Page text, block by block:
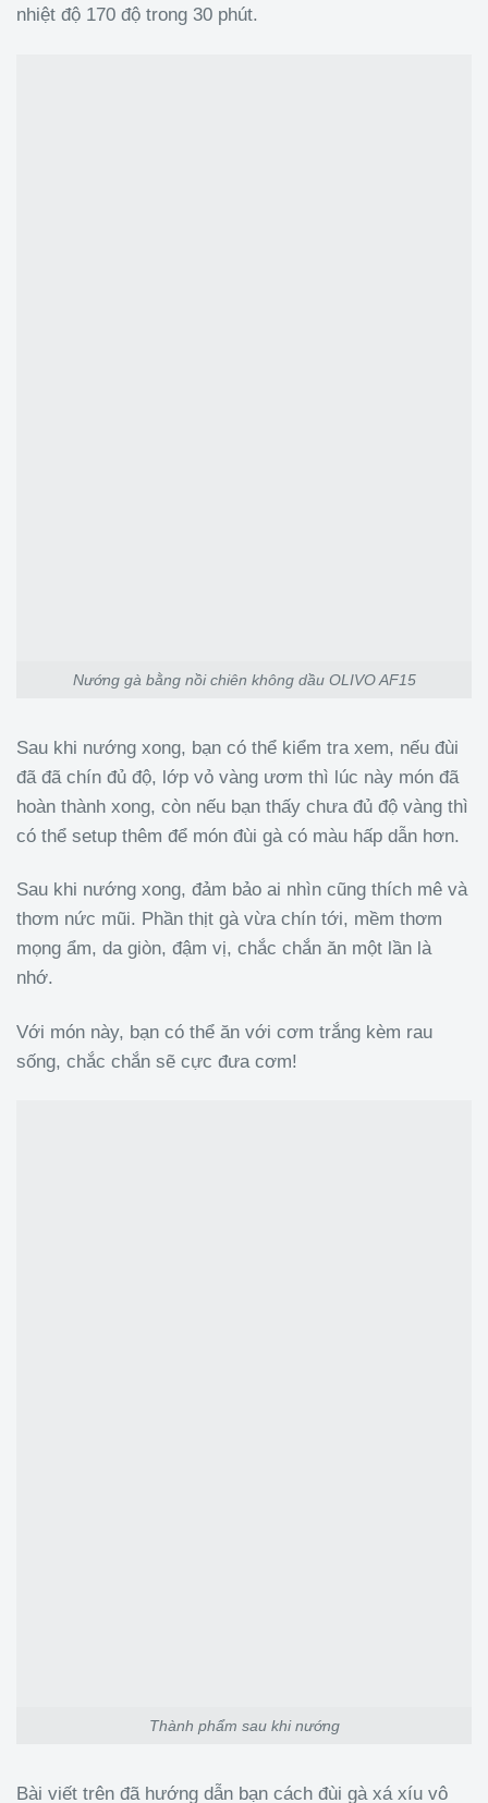
nhiệt độ 170 độ trong 30 phút.
Nướng gà bằng nồi chiên không dầu OLIVO AF15
Sau khi nướng xong, bạn có thể kiểm tra xem, nếu đùi
đã đã chín đủ độ, lớp vỏ vàng ươm thì lúc này món đã
hoàn thành xong, còn nếu bạn thấy chưa đủ độ vàng thì
có thể setup thêm để món đùi gà có màu hấp dẫn hơn.
Sau khi nướng xong, đảm bảo ai nhìn cũng thích mê và
thơm nức mũi. Phần thịt gà vừa chín tới, mềm thơm
mọng ẩm, da giòn, đậm vị, chắc chắn ăn một lần là
nhớ.
Với món này, bạn có thể ăn với cơm trắng kèm rau
sống, chắc chắn sẽ cực đưa cơm!
Thành phẩm sau khi nướng
Bài viết trên đã hướng dẫn bạn cách đùi gà xá xíu vô